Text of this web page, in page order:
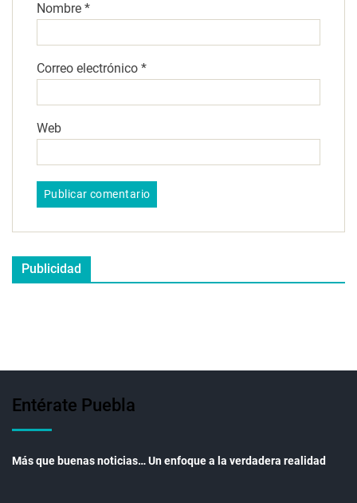
Nombre *
Correo electrónico *
Web
Publicidad
Entérate Puebla
Más que buenas noticias… Un enfoque a la verdadera realidad